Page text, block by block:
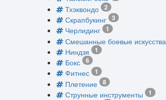
Тхэквондо 2
Скрапбукинг 3
Черлидинг 1
Смешанные боевые искусства
Ниндзя 1
Бокс 6
Фитнес 1
Плетение 8
Струнные инструменты 1